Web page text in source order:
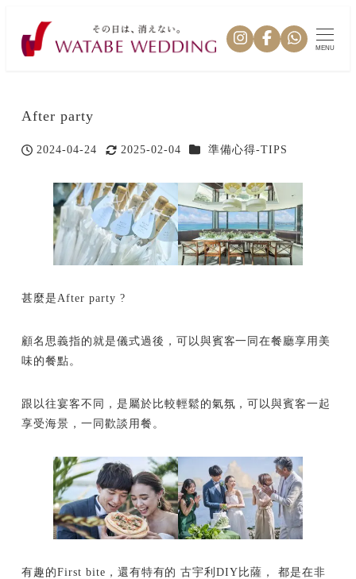
MENU
After party
投稿日
2024-04-24
更新日
2025-02-04 カテゴリー
準備心得-TIPS
甚麼是After party ?
顧名思義指的就是儀式過後，可以與賓客一同在餐廳享用美
味的餐點。
跟以往宴客不同，是屬於比較輕鬆的氣氛，可以與賓客一起
享受海景，一同歡談用餐。
有趣的First bite，還有特有的 古宇利DIY比薩， 都是在非